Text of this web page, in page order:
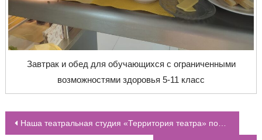
Завтрак и обед для обучающихся с ограниченными
возможностями здоровья 5-11 класс
НАВИГАЦИЯ ПО ЗАПИСЯМ
Наша театральная студия «Территория театра» получила специальный диплом «Лучший творческий коллектив» городского конкурса «Маска-Рад»